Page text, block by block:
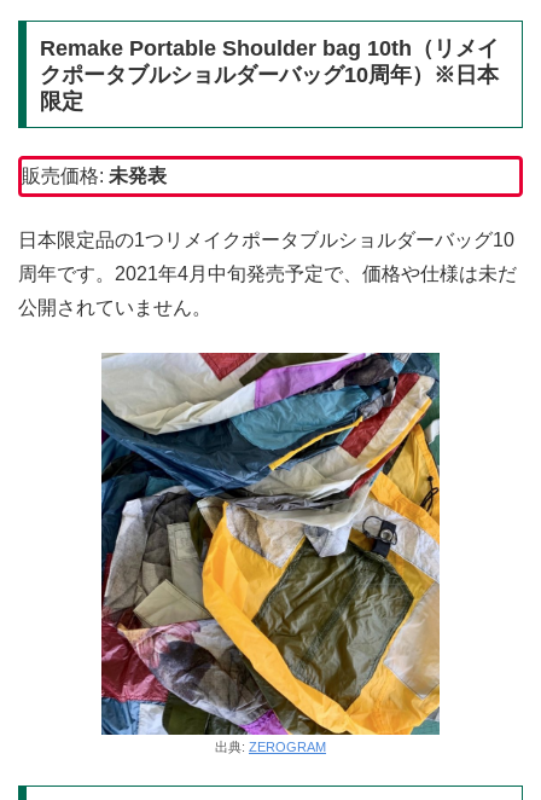
Remake Portable Shoulder bag 10th（リメイ
クポータブルショルダーバッグ10周年）※日本
限定
販売価格: 未発表
日本限定品の1つリメイクポータブルショルダーバッグ10
周年です。2021年4月中旬発売予定で、価格や仕様は未だ
公開されていません。
出典: ZEROGRAM